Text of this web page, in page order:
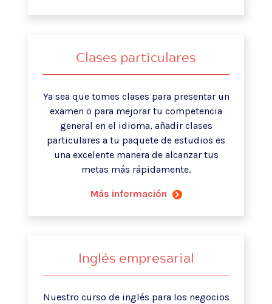
Clases particulares
Ya sea que tomes clases para presentar un
examen o para mejorar tu competencia
general en el idioma, añadir clases
particulares a tu paquete de estudios es
una excelente manera de alcanzar tus
metas más rápidamente.
Más información
Inglés empresarial
Nuestro curso de inglés para los negocios